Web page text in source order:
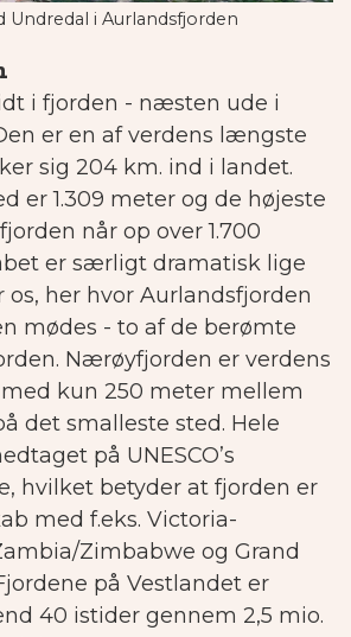
Undredal i Aurlandsfjorden
i fjorden - næsten ude i
er en af verdens længste
sig 204 km. ind i landet.
er 1.309 meter og de højeste
når op over 1.700
er særligt dramatisk lige
os, her hvor Aurlandsfjorden
mødes - to af de berømte
Nærøyfjorden er verdens
kun 250 meter mellem
det smalleste sted. Hele
på UNESCO’s
hvilket betyder at fjorden er
med f.eks. Victoria-
Zimbabwe og Grand
på Vestlandet er
40 istider gennem 2,5 mio.